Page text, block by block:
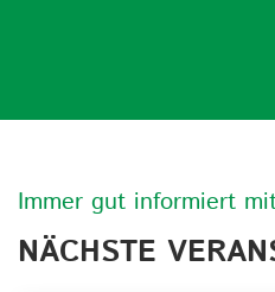
Immer gut informiert
NÄCHSTE